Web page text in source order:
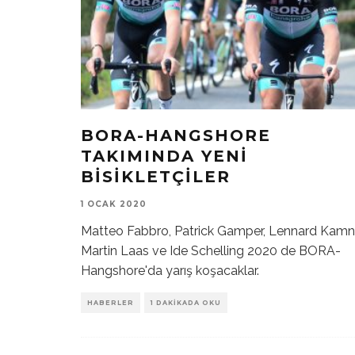
BORA-HANGSHORE
TAKIMINDA YENI
BISIKLETÇILER
1 OCAK 2020
Matteo Fabbro, Patrick Gamper, Lennard
Martin Laas ve Ide Schelling 2020 de BORA-
Hangshore'da yarış koşacaklar.
HABERLER 1 DAKIKADA OKU